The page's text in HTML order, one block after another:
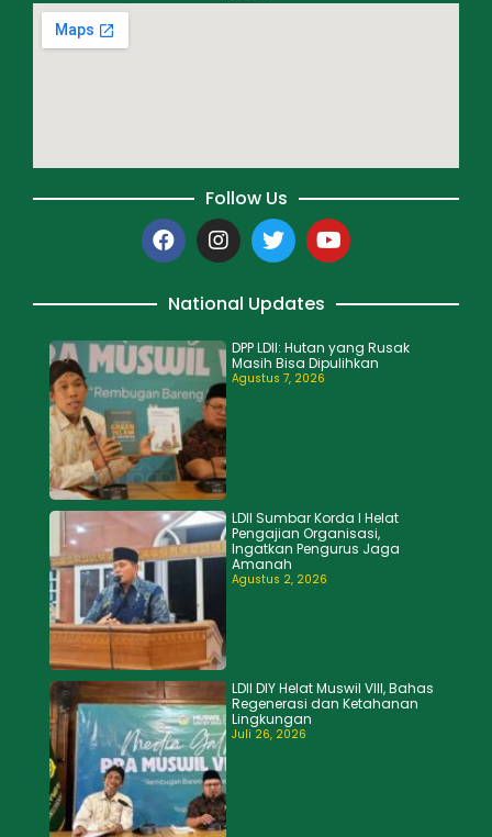
Follow Us
National Updates
DPP LDII: Hutan yang Rusak
Masih Bisa Dipulihkan
Agustus 7, 2026
LDII Sumbar Korda I Helat
Pengajian Organisasi,
Ingatkan Pengurus Jaga
Amanah
Agustus 2, 2026
LDII DIY Helat Muswil VIII, Bahas
Regenerasi dan Ketahanan
Lingkungan
Juli 26, 2026